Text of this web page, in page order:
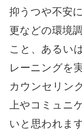
抑うつや不安
更などの環境
こと、あるい
レーニングを
カウンセリン
上やコミュニ
いと思われます